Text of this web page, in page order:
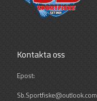
Kontakta oss
Epost:
Sb.Sportfiske@outlook.com